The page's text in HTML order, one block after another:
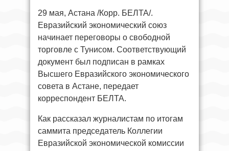
29 мая, Астана /Корр. БЕЛТА/.
Евразийский экономический союз
начинает переговоры о свободной
торговле с Тунисом. Соответствующий
документ был подписан в рамках
Высшего Евразийского экономического
совета в Астане, передает
корреспондент БЕЛТА.
Как рассказал журналистам по итогам
саммита председатель Коллегии
Евразийской экономической комиссии